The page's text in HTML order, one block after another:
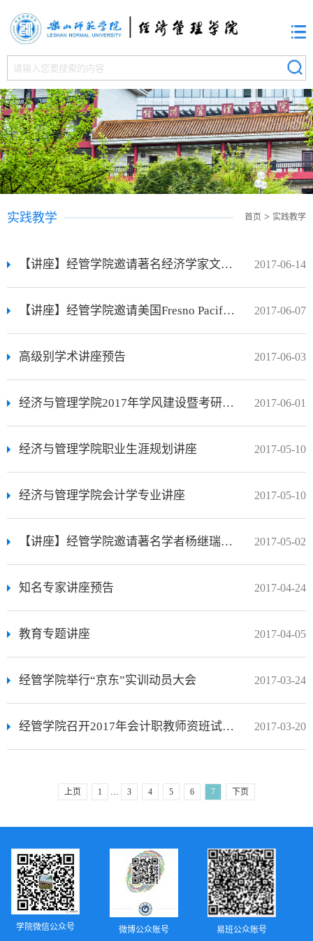
首页 > 实践教学
实践教学
【讲座】经管学院邀请著名经济学家文一教授开展《伟大的中国工业革命》学术讲座 2017-06-14
【讲座】经管学院邀请美国Fresno Pacific University终身教授文鹏程博士做学术讲座 2017-06-07
高级别学术讲座预告 2017-06-03
经济与管理学院2017年学风建设暨考研动员大会 2017-06-01
经济与管理学院职业生涯规划讲座 2017-05-10
经济与管理学院会计学专业讲座 2017-05-10
【讲座】经管学院邀请著名学者杨继瑞教授来校做学术报告 2017-05-02
知名专家讲座预告 2017-04-24
教育专题讲座 2017-04-05
经管学院举行“京东”实训动员大会 2017-03-24
经管学院召开2017年会计职教师资班试讲试教动员会 2017-03-20
上页 1 ... 3 4 5 6 7 下页
学院微信公众号 微博公众账号 易班公众账号